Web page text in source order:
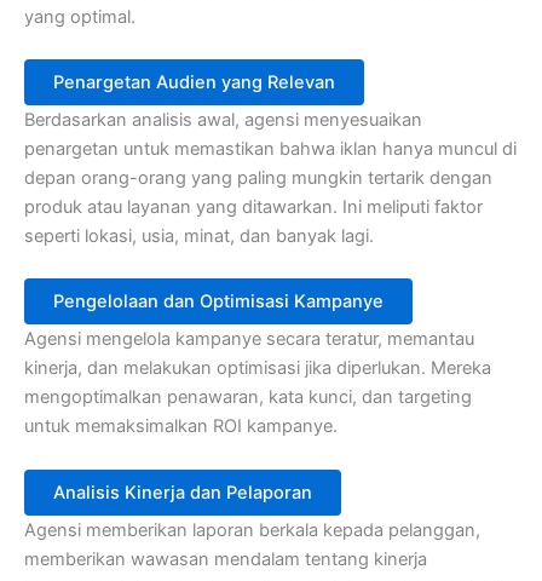
yang optimal.
Penargetan Audien yang Relevan
Berdasarkan analisis awal, agensi menyesuaikan
penargetan untuk memastikan bahwa iklan hanya muncul di
depan orang-orang yang paling mungkin tertarik dengan
produk atau layanan yang ditawarkan. Ini meliputi faktor
seperti lokasi, usia, minat, dan banyak lagi.
Pengelolaan dan Optimisasi Kampanye
Agensi mengelola kampanye secara teratur, memantau
kinerja, dan melakukan optimisasi jika diperlukan. Mereka
mengoptimalkan penawaran, kata kunci, dan targeting
untuk memaksimalkan ROI kampanye.
Analisis Kinerja dan Pelaporan
Agensi memberikan laporan berkala kepada pelanggan,
memberikan wawasan mendalam tentang kinerja